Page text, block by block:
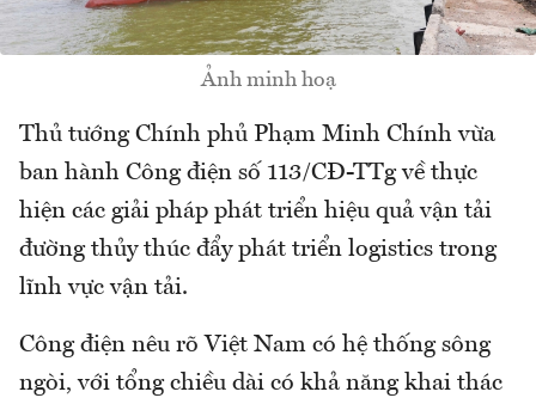
Ảnh minh hoạ
Thủ tướng Chính phủ Phạm Minh Chính vừa
ban hành Công điện số 113/CĐ-TTg về thực
hiện các giải pháp phát triển hiệu quả vận tải
đường thủy thúc đẩy phát triển logistics trong
lĩnh vực vận tải.
Công điện nêu rõ Việt Nam có hệ thống sông
ngòi, với tổng chiều dài có khả năng khai thác